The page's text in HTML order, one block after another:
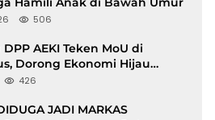
506
DPP AEKI Teken MoU di
Dorong Ekonomi Hijau
dan Perdagangan Karbon
426
JADI MARKAS